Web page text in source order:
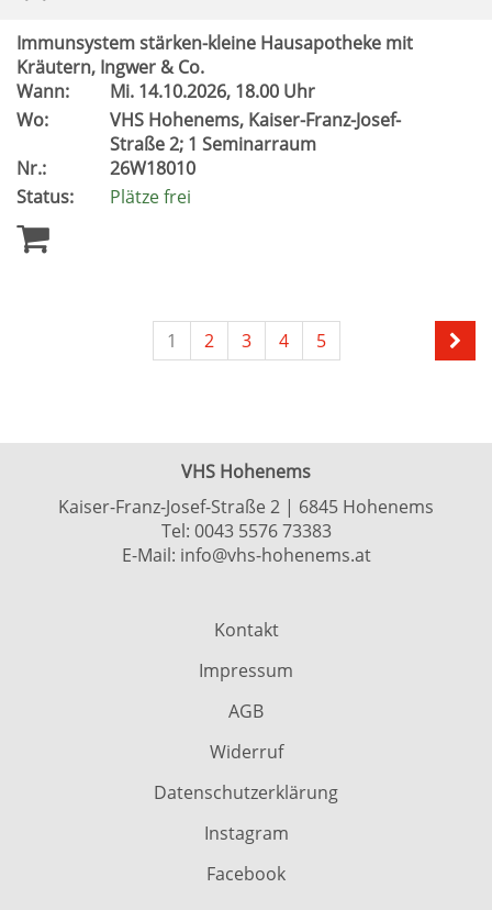
Immunsystem stärken-kleine Hausapotheke mit
Kräutern, Ingwer & Co.
Wann:
Mi. 14.10.2026, 18.00 Uhr
Wo:
VHS Hohenems, Kaiser-Franz-Josef-
Straße 2; 1 Seminarraum
Nr.:
26W18010
Status:
Plätze frei
1 2 3 4 5
VHS Hohenems
Kaiser-Franz-Josef-Straße 2 | 6845 Hohenems
Tel: 0043 5576 73383
E-Mail: info@vhs-hohenems.at
Kontakt
Impressum
AGB
Widerruf
Datenschutzerklärung
Instagram
Facebook